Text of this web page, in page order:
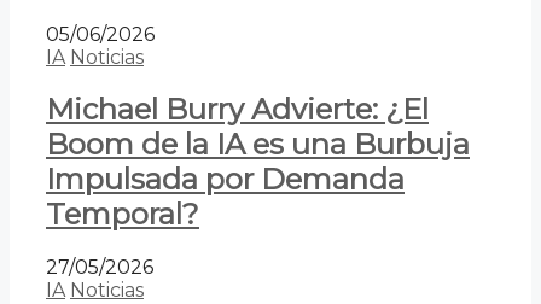
05/06/2026
IA Noticias
Michael Burry Advierte: ¿El
Boom de la IA es una Burbuja
Impulsada por Demanda
Temporal?
27/05/2026
IA Noticias